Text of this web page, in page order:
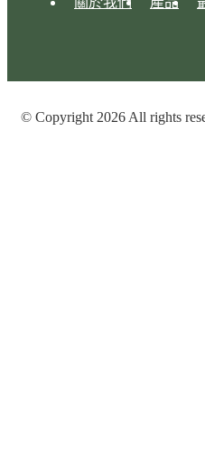
© Copyright 2026 All rights